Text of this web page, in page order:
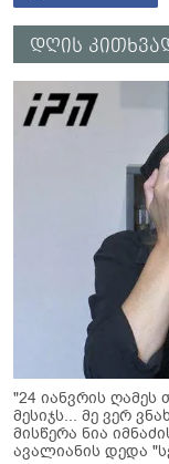
დღის
"24 იანვრის ღამეს
მესიჯს... მე ვერ
მისწერა ნია
ავალიანის დედა